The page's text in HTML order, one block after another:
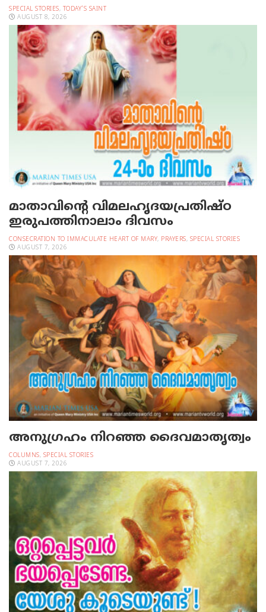
SPECIAL STORIES, TODAY'S SAINT
AUGUST 8, 2026
മാതാവിന്റെ വിമലഹൃദയപ്രതിഷ്ഠ
ഇരുപത്തിനാലാം ദിവസം
CONSECRATION TO IMMACULATE HEART OF MARY, PRAYERS, SPECIAL STORIES
AUGUST 7, 2026
അനുഗ്രഹം നിറഞ്ഞ ദൈവമാതൃത്വം
COLUMNS, SPECIAL STORIES
AUGUST 7, 2026